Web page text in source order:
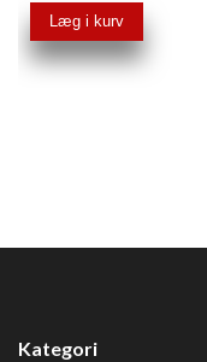
Læg i kurv
Kategori